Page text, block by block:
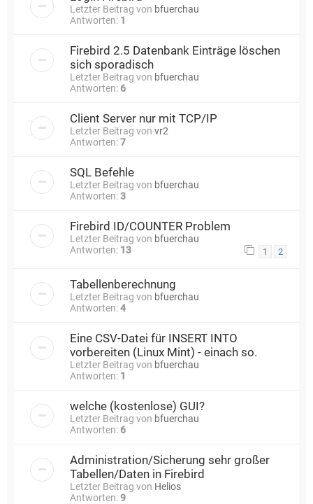
Letzter Beitrag von bfuerchau
Antworten: 1
Firebird 2.5 Datenbank Einträge löschen
sich sporadisch
Letzter Beitrag von bfuerchau
Antworten: 6
Client Server nur mit TCP/IP
Letzter Beitrag von vr2
Antworten:7
SQL Befehle
Letzter Beitrag von bfuerchau
Antworten:3
Firebird ID/COUNTER Problem
Letzter Beitrag von bfuerchau
Antworten: 13 1 2
Tabellenberechnung
Letzter Beitrag von bfuerchau
Antworten:4
Eine CSV-Datei für INSERT INTO
vorbereiten (Linux Mint) - einach so.
Letzter Beitrag von bfuerchau
Antworten: 1
welche (kostenlose) GUI?
Letzter Beitrag von bfuerchau
Antworten: 6
Administration/Sicherung sehr großer
Tabellen/Daten in Firebird
Letzter Beitrag von Helios
Antworten:9